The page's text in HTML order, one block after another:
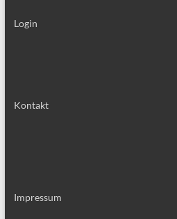
Login
Kontakt
Impressum